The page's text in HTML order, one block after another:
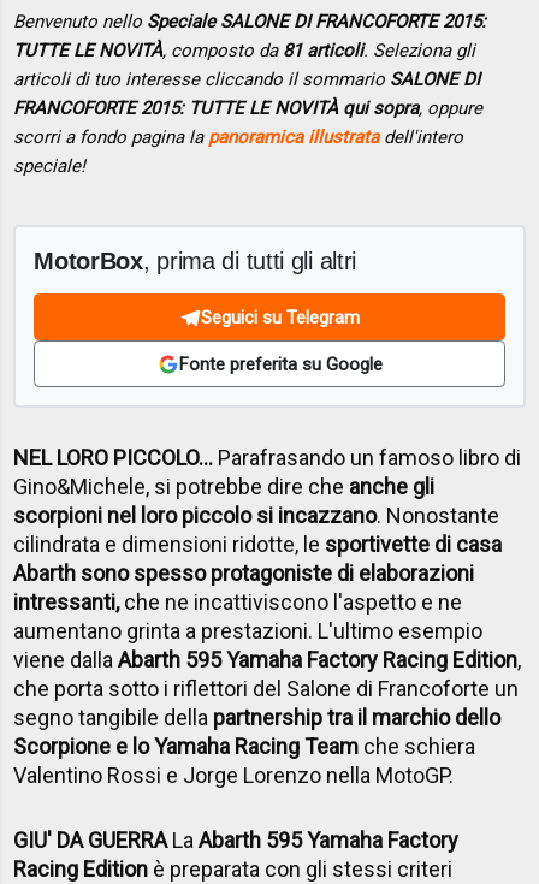
Benvenuto nello Speciale SALONE DI FRANCOFORTE 2015:
TUTTE LE NOVITÀ, composto da 81 articoli. Seleziona gli
articoli di tuo interesse cliccando il sommario SALONE DI
FRANCOFORTE 2015: TUTTE LE NOVITÀ qui sopra, oppure
scorri a fondo pagina la panoramica illustratadell'intero
speciale!
MotorBox, prima di tutti gli altri
Seguici su Telegram
Fonte preferita su Google
NEL LORO PICCOLO... Parafrasando un famoso libro di
Gino&Michele, si potrebbe dire che anche gli
scorpioni nel loro piccolo si incazzano. Nonostante
cilindrata e dimensioni ridotte, le sportivette di casa
Abarth sono spesso protagoniste di elaborazioni
intressanti,che ne incattiviscono l'aspetto e ne
aumentano grinta a prestazioni. L'ultimo esempio
viene dallaAbarth 595 Yamaha Factory Racing Edition,
che porta sotto i riflettori del Salone di Francoforte un
segno tangibile della partnership tra il marchio dello
Scorpione e lo Yamaha Racing Team che schiera
Valentino Rossi e Jorge Lorenzo nella MotoGP.
GIU' DA GUERRALaAbarth 595 Yamaha Factory
Racing Edition è preparata con gli stessi criteri